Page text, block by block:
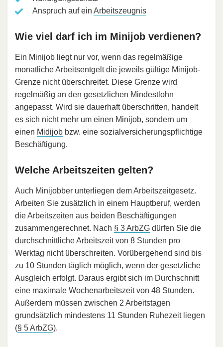
Anspruch auf ein Arbeitszeugnis
Wie viel darf ich im Minijob verdienen?
Ein Minijob liegt nur vor, wenn das regelmäßige
monatliche Arbeitsentgelt die jeweils gültige Minijob-
Grenze nicht überschreitet. Diese Grenze wird
regelmäßig an den gesetzlichen Mindestlohn
angepasst. Wird sie dauerhaft überschritten, handelt
es sich nicht mehr um einen Minijob, sondern um
einen Midijob bzw. eine sozialversicherungspflichtige
Beschäftigung.
Welche Arbeitszeiten gelten?
Auch Minijobber unterliegen dem Arbeitszeitgesetz.
Arbeiten Sie zusätzlich in einem Hauptberuf, werden
die Arbeitszeiten aus beiden Beschäftigungen
zusammengerechnet. Nach § 3 ArbZG dürfen Sie die
durchschnittliche Arbeitszeit von 8 Stunden pro
Werktag nicht überschreiten. Vorübergehend sind bis
zu 10 Stunden täglich möglich, wenn der gesetzliche
Ausgleich erfolgt. Daraus ergibt sich im Durchschnitt
eine maximale Wochenarbeitszeit von 48 Stunden.
Außerdem müssen zwischen 2 Arbeitstagen
grundsätzlich mindestens 11 Stunden Ruhezeit liegen
(§ 5 ArbZG).